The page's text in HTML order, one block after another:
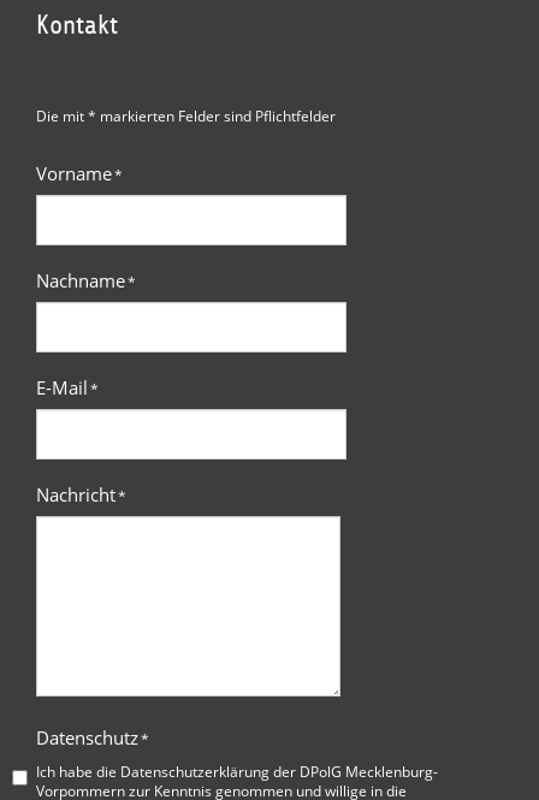
Kontakt
Die mit * markierten Felder sind Pflichtfelder
Vorname*
Nachname*
E-Mail*
Nachricht*
Datenschutz*
Ich habe die Datenschutzerklärung der DPolG Mecklenburg-
Vorpommernzur Kenntnis genommen und willige in die